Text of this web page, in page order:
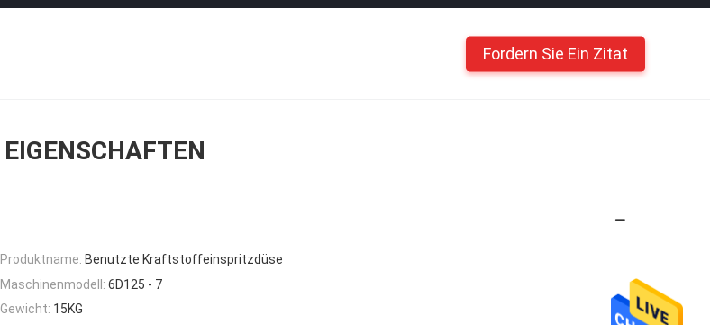
Fordern Sie Ein Zitat
EIGENSCHAFTEN
Produktname: Benutzte Kraftstoffeinspritzdüse
Maschinenmodell: 6D125 - 7
Gewicht: 15KG